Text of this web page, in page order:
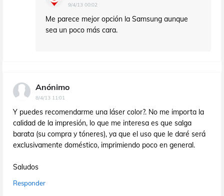
9/4/13 00:02
Me parece mejor opción la Samsung aunque
sea un poco más cara.
Anónimo
8/4/13 11:01
Y puedes recomendarme una láser color?. No me importa la
calidad de la impresión, lo que me interesa es que salga
barata (su compra y tóneres), ya que el uso que le daré será
exclusivamente doméstico, imprimiendo poco en general.
Saludos
Responder